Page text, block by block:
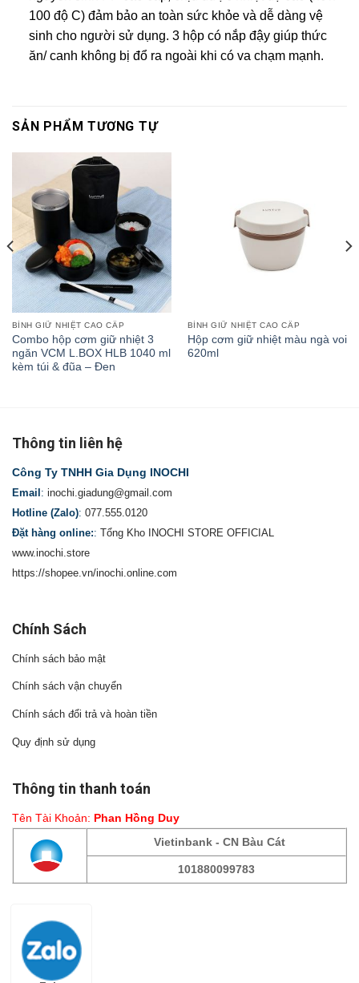
100 độ C) đảm bảo an toàn sức khỏe và dễ dàng vệ
sinh cho người sử dụng. 3 hộp có nắp đậy giúp thức
ăn/ canh không bị đổ ra ngoài khi có va chạm mạnh.
SẢN PHẨM TƯƠNG TỰ
BÌNH GIỮ NHIỆT CAO CẤP
Combo hộp cơm giữ nhiệt 3
ngăn VCM L.BOX HLB 1040 ml
kèm túi & đũa – Đen
BÌNH GIỮ NHIỆT CAO CẤP
Hộp cơm giữ nhiệt màu ngà voi
620ml
Thông tin liên hệ
Công Ty TNHH Gia Dụng INOCHI
Email : inochi.giadung@gmail.com
Hotline (Zalo): 077.555.0120
Đặt hàng online:: Tổng Kho INOCHI STORE OFFICIAL
www.inochi.store
https://shopee.vn/inochi.online.com
Chính Sách
Chính sách bảo mật
Chính sách vận chuyển
Chính sách đổi trả và hoàn tiền
Quy định sử dụng
Thông tin thanh toán
Tên Tài Khoản: Phan Hồng Duy
Vietinbank - CN Bàu Cát
101880099783
Fanpage